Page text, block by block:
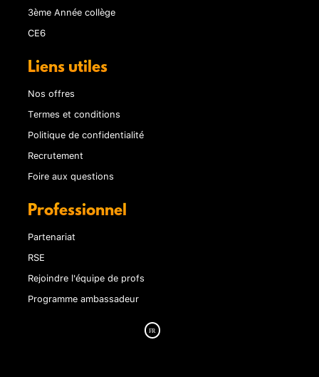
3ème Année collège
CE6
Liens utiles
Nos offres
Termes et conditions
Politique de confidentialité
Recrutement
Foire aux questions
Professionnel
Partenariat
RSE
Rejoindre l'équipe de profs
Programme ambassadeur